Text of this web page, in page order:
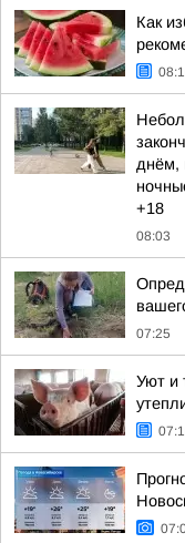
Как
днём,
+18
08:03
07:25
Уют и